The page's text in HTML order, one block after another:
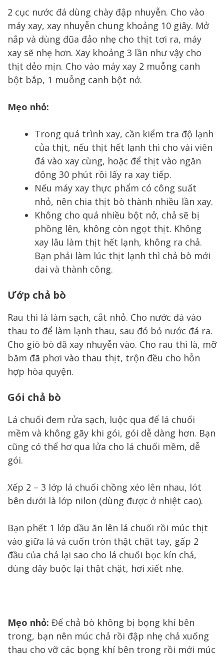
2 cục nước đá dùng chày đập nhuyễn. Cho vào
máy xay, xay nhuyễn chung khoảng 10 giây. Mở
nắp và dùng đũa đảo nhẹ cho thịt tơi ra, máy
xay sẽ nhẹ hơn. Xay khoảng 3 lần như vậy cho
thịt dẻo mịn. Cho vào máy xay 2 muỗng canh
bột bắp, 1 muỗng canh bột nở.
Mẹo nhỏ:
Trong quá trình xay, cần kiểm tra độ lạnh
của thịt, nếu thịt hết lạnh thì cho vài viên
đá vào xay cùng, hoặc để thịt vào ngăn
đông 30 phút rồi lấy ra xay tiếp.
Nếu máy xay thực phẩm có công suất
nhỏ, nên chia thịt bò thành nhiều lần xay.
Không cho quá nhiều bột nở, chả sẽ bị
phồng lên, không còn ngọt thịt. Không
xay lâu làm thịt hết lạnh, không ra chả.
Bạn phải làm lúc thịt lạnh thì chả bò mới
dai và thành công.
Ướp chả bò
Rau thì là làm sạch, cắt nhỏ. Cho nước đá vào
thau to để làm lạnh thau, sau đó bỏ nước đá ra.
Cho giò bò đã xay nhuyễn vào. Cho rau thì là, mỡ
băm đã phơi vào thau thịt, trộn đều cho hỗn
hợp hòa quyện.
Gói chả bò
Lá chuối đem rửa sạch, luộc qua để lá chuối
mềm và không gãy khi gói, gói dễ dàng hơn. Bạn
cũng có thể hơ qua lửa cho lá chuối mềm, dễ
gói.
Xếp 2 – 3 lớp lá chuối chồng xéo lên nhau, lót
bên dưới là lớp nilon (dùng được ở nhiệt cao).
Bạn phết 1 lớp dầu ăn lên lá chuối rồi múc thịt
vào giữa lá và cuốn tròn thật chặt tay, gấp 2
đầu của chả lại sao cho lá chuối bọc kín chả,
dùng dây buộc lại thật chặt, hơi xiết nhẹ.
Mẹo nhỏ: Để chả bò không bị bọng khí bên
trong, bạn nên múc chả rồi đập nhẹ chả xuống
thau cho vỡ các bọng khí bên trong rồi mới múc